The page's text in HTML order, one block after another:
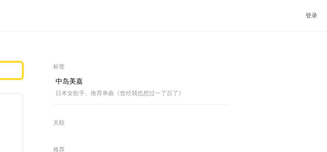
登录
标签
中岛美嘉
日本女歌手、推荐单曲《曾经我也想过一了百了》
关联
推荐